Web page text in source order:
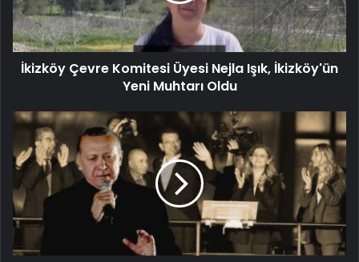
İkizköy Çevre Komitesi Üyesi Nejla Işık, İkizköy'ün
Yeni Muhtarı Oldu